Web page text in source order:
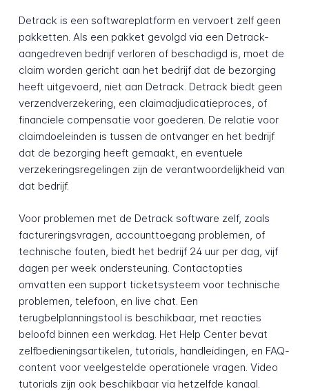
Detrack is een softwareplatform en vervoert zelf geen
pakketten. Als een pakket gevolgd via een Detrack-
aangedreven bedrijf verloren of beschadigd is, moet de
claim worden gericht aan het bedrijf dat de bezorging
heeft uitgevoerd, niet aan Detrack. Detrack biedt geen
verzendverzekering, een claimadjudicatieproces, of
financiele compensatie voor goederen. De relatie voor
claimdoeleinden is tussen de ontvanger en het bedrijf
dat de bezorging heeft gemaakt, en eventuele
verzekeringsregelingen zijn de verantwoordelijkheid van
dat bedrijf.
Voor problemen met de Detrack software zelf, zoals
factureringsvragen, accounttoegang problemen, of
technische fouten, biedt het bedrijf 24 uur per dag, vijf
dagen per week ondersteuning. Contactopties
omvatten een support ticketsysteem voor technische
problemen, telefoon, en live chat. Een
terugbelplanningstool is beschikbaar, met reacties
beloofd binnen een werkdag. Het Help Center bevat
zelfbedieningsartikelen, tutorials, handleidingen, en FAQ-
content voor veelgestelde operationele vragen. Video
tutorials zijn ook beschikbaar via hetzelfde kanaal.